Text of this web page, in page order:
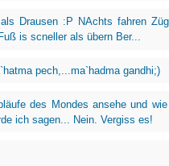
Drausen :P NAchts fahren
is scneller als übern Ber...
pech,...ma`hadma gandhi;)
des Mondes ansehe und
ich sagen... Nein. Vergiss es!